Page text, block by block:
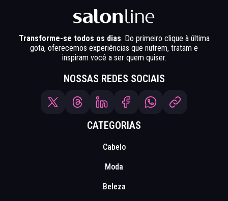
Transforme-se todos os dias. Do primeiro clique à última
gota, oferecemos experiências que nutrem, tratam e
inspiram você a ser quem quiser.
NOSSAS REDES SOCIAIS
CATEGORIAS
Cabelo
Moda
Beleza